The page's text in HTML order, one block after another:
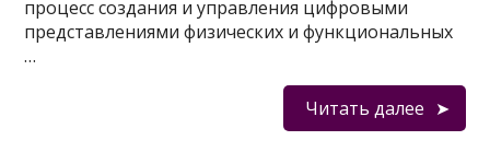
процесс создания и управления цифровыми
представлениями физических и функциональных
…
Читать далее